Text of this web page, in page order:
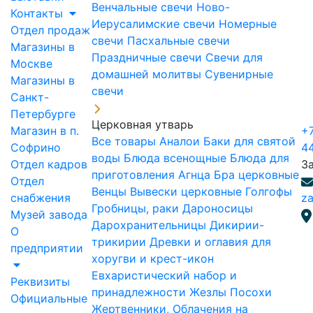
Контакты
Отдел продаж
Магазины в
Москве
Магазины в
Санкт-
Петербурге
Магазин в п.
Софрино
Отдел кадров
Отдел
снабжения
Музей завода
О
предприятии
Реквизиты
Официальные
Венчальные свечи Ново-
Иерусалимские свечи Номерные
свечи Пасхальные свечи
Праздничные свечи Свечи для
домашней молитвы Сувенирные
свечи
Церковная утварь
Все товары Аналои Баки для святой
воды Блюда всенощные Блюда для
приготовления Агнца Бра церковные
Венцы Вывески церковные Голгофы
Гробницы, раки Дароносицы
Дарохранительницы Дикирии-
трикирии Древки и оглавия для
хоругви и крест-икон
Евхаристический набор и
принадлежности Жезлы Посохи
Жертвенники, Облачения на